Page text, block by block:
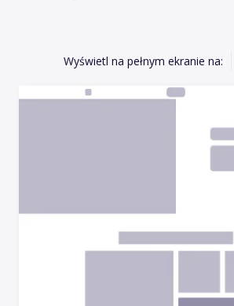
Wyświetl na pełnym ekranie na: